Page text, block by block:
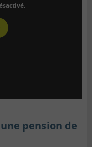
pension de